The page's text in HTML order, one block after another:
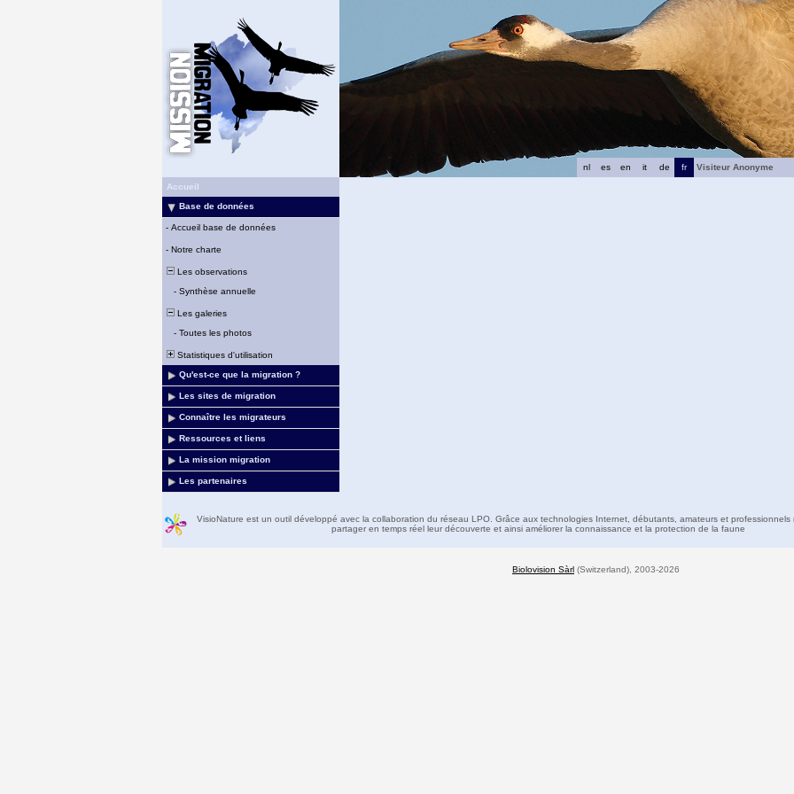
fr
de
it
en
es
nl
Visiteur Anonyme
Accueil
Base de données
- Accueil base de données
- Notre charte
Les observations
- Synthèse annuelle
Les galeries
- Toutes les photos
Statistiques d'utilisation
Qu'est-ce que la migration ?
Les sites de migration
Connaître les migrateurs
Ressources et liens
La mission migration
Les partenaires
VisioNature est un outil développé avec la collaboration du réseau LPO. Grâce aux technologies Internet, débutants, amateurs et professionnels
partager en temps réel leur découverte et ainsi améliorer la connaissance et la protection de la faune
Biolovision Sàrl (Switzerland), 2003-2026